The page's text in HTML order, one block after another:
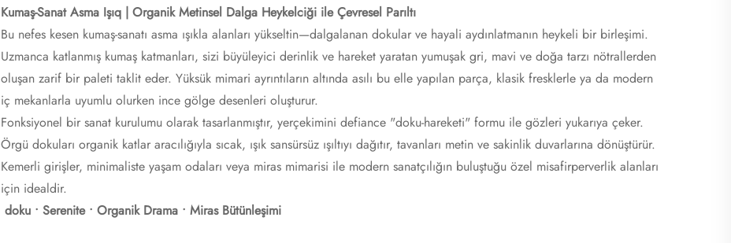
Kumaş-Sanat Asma Işıq | Organik Metinsel Dalga Heykelciği ile Çevresel Parıltı​
Bu nefes kesen kumaş-sanatı asma ışıkla alanları yükseltin—dalgalanan dokular ve hayali aydınlatmanın heykeli bir birleşimi.
Uzmanca katlanmış kumaş katmanları, sizi büyüleyici derinlik ve hareket yaratan yumuşak gri, mavi ve doğa tarzı nötrallerden
oluşan zarif bir paleti taklit eder. Yüksük mimari ayrıntıların altında asılı bu elle yapılan parça, klasik fresklerle ya da modern
iç mekanlarla uyumlu olurken ince gölge desenleri oluşturur.
Fonksiyonel bir sanat kurulumu olarak tasarlanmıştır, yerçekimini defiance "doku-hareketi" formu ile gözleri yukarıya çeker.
Örgü dokuları organik katlar aracılığıyla sıcak, ışık sansürsüz ışıltıyı dağıtır, tavanları metin ve sakinlik duvarlarına dönüştürür.
Kemerli girişler, minimaliste yaşam odaları veya miras mimarisi ile modern sanatçılığın buluştuğu özel misafirperverlik alanları
için idealdir.
doku • Serenite • Organik Drama • Miras Bütünleşimi